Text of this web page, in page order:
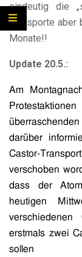
eindeutig die
Transporte aber
Monate!!
Update 20.5.:
Am
darüber
Castor-
verschoben
dass der
heutigen
erstmals zwei
sollen